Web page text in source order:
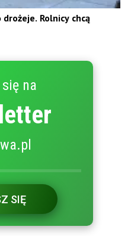
Rolnicy chcą
na
SIĘ